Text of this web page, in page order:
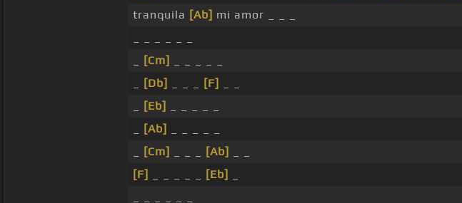
tranquila [Ab] mi amor _ _ _
[Cm]
[Db] [F]
[Eb]
[Ab]
[Cm] [Ab]
[F]
[Eb]